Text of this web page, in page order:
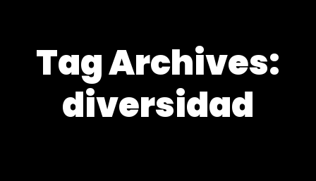
Tag Archives:
diversidad